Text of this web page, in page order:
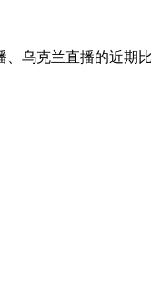
乌克兰直播的近期